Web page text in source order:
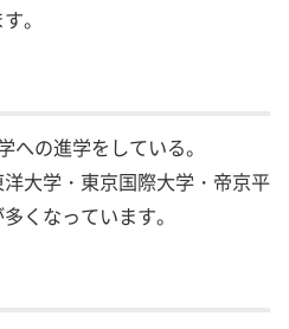
。
への進学をしている。
大学・東京国際大学・帝京平
くなっています。